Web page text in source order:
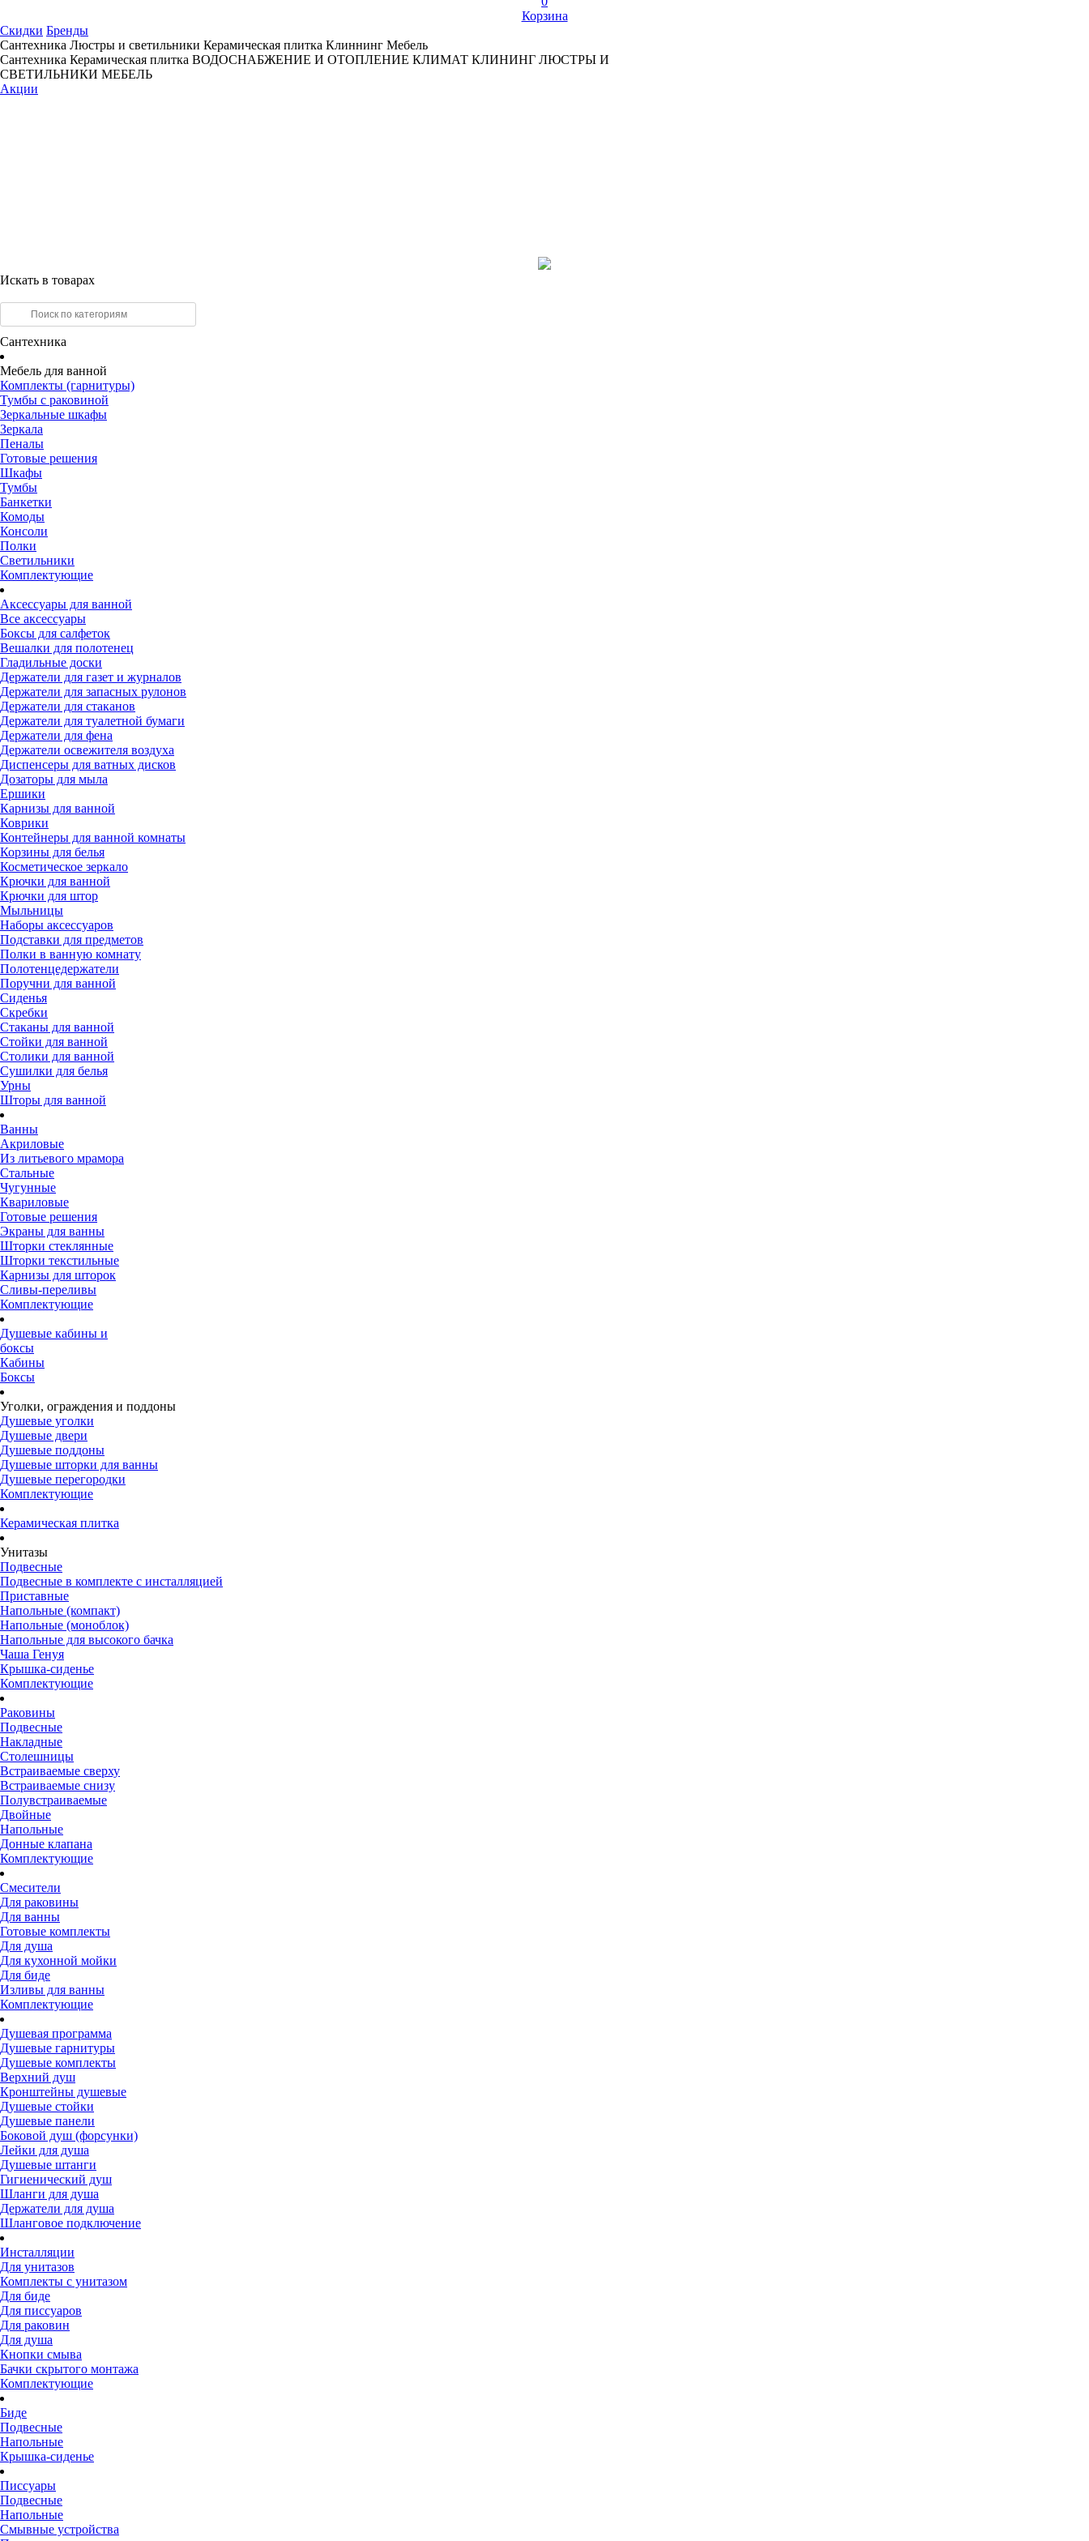
Корзина
Скидки Бренды
Сантехника Люстры и светильники Керамическая плитка Клиннинг Мебель
Сантехника Керамическая плитка ВОДОСНАБЖЕНИЕ И ОТОПЛЕНИЕ КЛИМАТ КЛИНИНГ ЛЮСТРЫ И
СВЕТИЛЬНИКИ МЕБЕЛЬ
Акции
Искать в товарах
Сантехника
Мебель для ванной
Комплекты (гарнитуры)
Тумбы с раковиной
Зеркальные шкафы
Зеркала
Пеналы
Готовые решения
Шкафы
Тумбы
Банкетки
Комоды
Консоли
Полки
Светильники
Комплектующие
Аксессуары для ванной
Все аксессуары
Боксы для салфеток
Вешалки для полотенец
Гладильные доски
Держатели для газет и журналов
Держатели для запасных рулонов
Держатели для стаканов
Держатели для туалетной бумаги
Держатели для фена
Держатели освежителя воздуха
Диспенсеры для ватных дисков
Дозаторы для мыла
Ершики
Карнизы для ванной
Коврики
Контейнеры для ванной комнаты
Корзины для белья
Косметическое зеркало
Крючки для ванной
Крючки для штор
Мыльницы
Наборы аксессуаров
Подставки для предметов
Полки в ванную комнату
Полотенцедержатели
Поручни для ванной
Сиденья
Скребки
Стаканы для ванной
Стойки для ванной
Столики для ванной
Сушилки для белья
Урны
Шторы для ванной
Ванны
Акриловые
Из литьевого мрамора
Стальные
Чугунные
Квариловые
Готовые решения
Экраны для ванны
Шторки стеклянные
Шторки текстильные
Карнизы для шторок
Сливы-переливы
Комплектующие
Душевые кабины и
боксы
Кабины
Боксы
Уголки, ограждения и поддоны
Душевые уголки
Душевые двери
Душевые поддоны
Душевые шторки для ванны
Душевые перегородки
Комплектующие
Керамическая плитка
Унитазы
Подвесные
Подвесные в комплекте с инсталляцией
Приставные
Напольные (компакт)
Напольные (моноблок)
Напольные для высокого бачка
Чаша Генуя
Крышка-сиденье
Комплектующие
Раковины
Подвесные
Накладные
Столешницы
Встраиваемые сверху
Встраиваемые снизу
Полувстраиваемые
Двойные
Напольные
Донные клапана
Комплектующие
Смесители
Для раковины
Для ванны
Готовые комплекты
Для душа
Для кухонной мойки
Для биде
Изливы для ванны
Комплектующие
Душевая программа
Душевые гарнитуры
Душевые комплекты
Верхний душ
Кронштейны душевые
Душевые стойки
Душевые панели
Боковой душ (форсунки)
Лейки для душа
Душевые штанги
Гигиенический душ
Шланги для душа
Держатели для душа
Шланговое подключение
Инсталляции
Для унитазов
Комплекты с унитазом
Для биде
Для писсуаров
Для раковин
Для душа
Кнопки смыва
Бачки скрытого монтажа
Комплектующие
Биде
Подвесные
Напольные
Крышка-сиденье
Писсуары
Подвесные
Напольные
Смывные устройства